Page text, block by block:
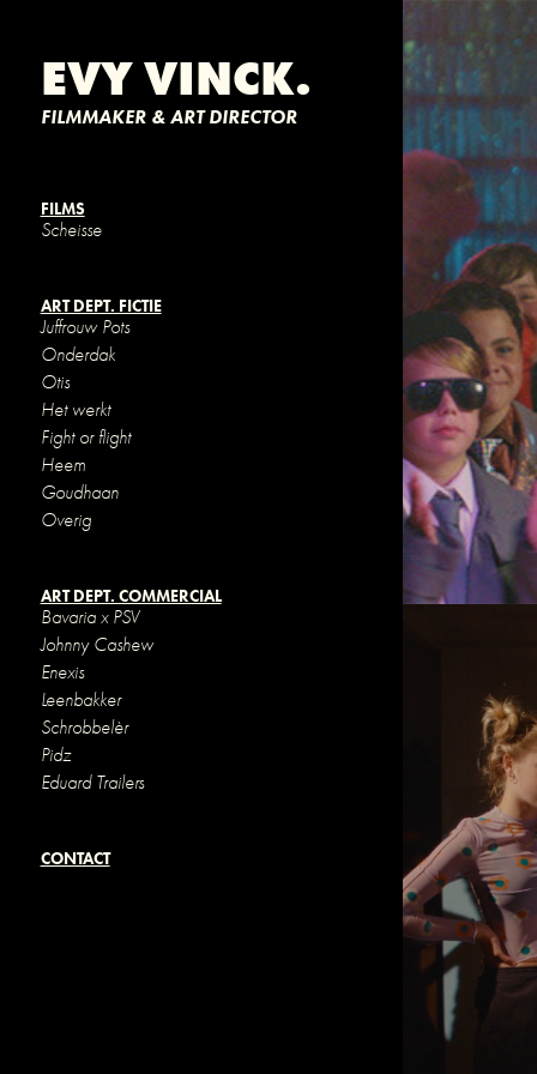
EVY VINCK.
FILMMAKER & ART DIRECTOR
FILMS
Scheisse
ART DEPT. FICTIE
Juffrouw Pots
Onderdak
Otis
Het werkt
Fight or flight
Heem
Goudhaan
Overig
ART DEPT. COMMERCIAL
Bavaria x PSV
Johnny Cashew
Enexis
Leenbakker
Schrobbelèr
Pidz
Eduard Trailers
CONTACT